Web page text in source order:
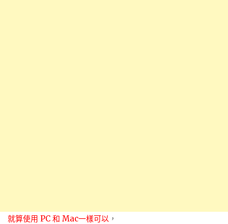
就算使用 PC 和 Mac一樣可以 ，